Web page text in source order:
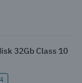
32Gb Class 10